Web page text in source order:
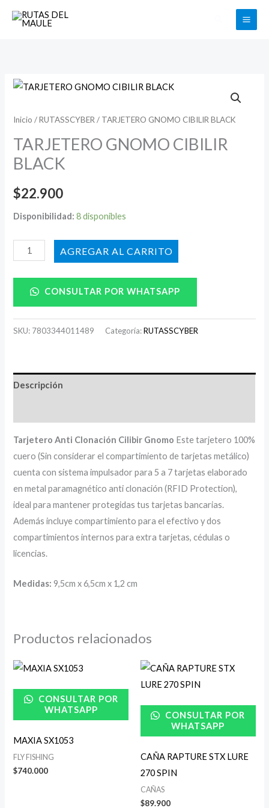
Buscar
Inicio /RUTASSCYBER / TARJETERO GNOMO CIBILIR BLACK
TARJETERO GNOMO CIBILIR
BLACK
$22.900
Disponibilidad: 8 disponibles
TARJETERO
CIBILIR
cantidad
AÑADIR AL CARRITO
CONSULTAR POR WHATSAPP
SKU: 7803344011489 Categoría:RUTASSCYBER
Descripción
Tarjetero Anti Clonación Cilibir Gnomo Este tarjetero 100%
cuero (Sin considerar el compartimiento de tarjetas metálico)
cuenta con sistema impulsador para 5 a 7 tarjetas elaborado
en metal paramagnético anti clonación (RFID Protection),
ideal para mantener protegidas tus tarjetas bancarias.
Además incluye compartimiento para el efectivo y dos
compartimientos internos para extra tarjetas, cédulas o
licencias.
Medidas:9,5cm x 6,5cm x 1,2 cm
Productos relacionados
CONSULTAR POR
WHATSAPP
MAXIA SX1053
FLY FISHING
$740.000
CONSULTAR POR
WHATSAPP
CAÑA RAPTURE STX LURE
270 SPIN
CAÑAS
$89.900